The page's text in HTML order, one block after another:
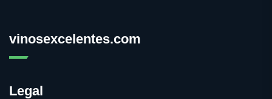
vinosexcelentes.com
Legal